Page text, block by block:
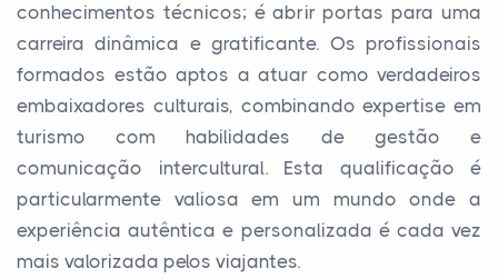
conhecimentos técnicos; é abrir portas para uma
carreira dinâmica e gratificante. Os profissionais
formados estão aptos a atuar como verdadeiros
embaixadores culturais, combinando expertise em
turismo com habilidades de gestão e
comunicação intercultural. Esta qualificação é
particularmente valiosa em um mundo onde a
experiência autêntica e personalizada é cada vez
mais valorizada pelos viajantes.